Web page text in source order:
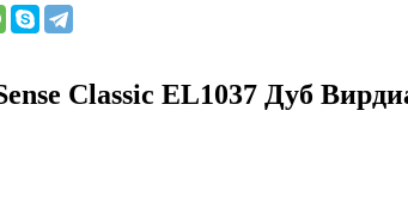
Classic EL1037 Дуб